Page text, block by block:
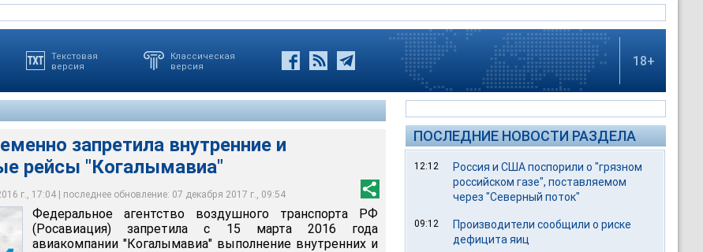
Текстовая
версия
Классическая
версия
18+
запретила внутренние и
рейсы "Когалымавиа"
г., 17:04 | последнее обновление: 07 декабря 2017 г., 09:54
воздушного транспорта РФ (Росавиация) запретила с 15
выполнение внутренних и международных рейсов
А321 авиакомпании "Когалымавиа", выполнявший рейс из
Шейха в Санкт-Петербург, потерпел катастрофу 31 октября на
вскоре после взлета
России приостановили авиасообщение с Египтом
России
Федеральное агентство воздушного транспорта РФ
(Росавиация) запретила с 15 марта 2016 года
авиакомпании "Когалымавиа" выполнение внутренних и
ПОСЛЕДНИЕ НОВОСТИ РАЗДЕЛА
12:12
Россия и США поспорили о "грязном
российском газе", поставляемом
через "Северный поток"
09:12
Производители сообщили о риске
дефицита яиц